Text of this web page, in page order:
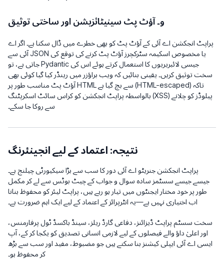
و۔ آؤٹ پٹ سینیٹائزیشن اور ساختی توثیق
پراپٹ انجکشن اے آئی کے آؤٹ پٹ کو بھی خطرے میں ڈال سکتا ہے۔ اگر اے
آئی سے JSON یا مخصوص اسکیمہ سٹرکچرز آؤٹ پٹ کرنے کی توقع کی
جاتی ہے، تو Pydantic جیسی لائبریریوں کا استعمال کرتے ہوئے اس کی
سخت توثیق کریں۔ یقینی بنائیں کہ ویب براؤزر میں رینڈر کیا گیا کوئی بھی
آؤٹ پٹ مناسب طور پر HTML سے بچ گیا ہے (HTML-escaped) تاکہ
بالواسطہ پراپٹ انجکشن کو کراس سائٹ اسکرپٹنگ (XSS) پيلوڈز کو چلانے
سے روکا جا سکے۔
نتیجہ: اعتماد کے لیے انجینئرنگ
پراپٹ انجکشن جنریٹو اے آئی دور کا سب سے بڑا سیکیورٹی چیلنج ہے۔
جیسے جیسے سسٹمز سادہ سوال و جواب کے چیٹ بوٹس سے لے کر مکمل
طور پر خود مختار ایجنٹوں میں تیار ہو رہے ہیں، پراپٹ لیئر کو محفوظ بنانا
اب اختیاری نہیں ہے—یہ انٹرپرائز کے اعتماد کے لیے ایک اہم ضرورت ہے۔
سخت سسٹم پراپٹ ڈیزائنز، دفاعی گارڈ ریلز، سینڈ باکسڈ ٹول پرفارمنس،
اور اعلیٰ داؤ والے فیصلوں کے لیے لازمی انسانی تصدیق کو یکجا کر کے، آپ
ایسی اے آئی ایپلی کیشنز بنا سکتے ہیں جو مضبوط، مفید اور سب سے بڑھ
کر محفوظ ہو۔